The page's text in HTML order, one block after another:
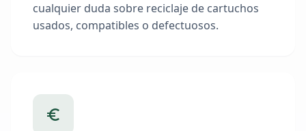
cualquier duda sobre reciclaje de cartuchos
usados, compatibles o defectuosos.